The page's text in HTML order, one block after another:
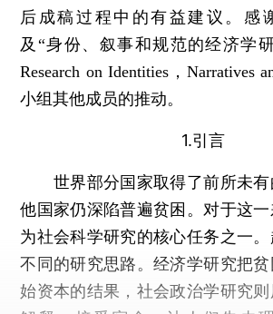
后成稿过程中的有益建议。感
及“身份、叙事和规范的经济学
Research on Identities，Narratives
小组其他成员的推动。
1.引言
世界部分国家取得了前所未有
他国家仍深陷普遍贫困。对于这
为社会科学研究的核心任务之一
不同的研究思路。经济学研究把
始资本的结果，社会政治学研究